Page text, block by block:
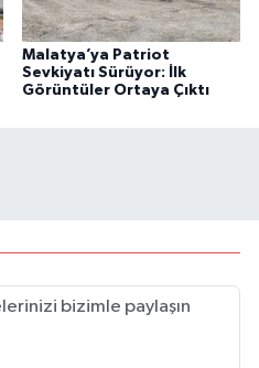
Malatya’ya Patriot
Sevkiyatı Sürüyor: İlk
Görüntüler Ortaya Çıktı